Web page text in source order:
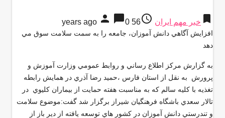
bookmark خبر مهم ایران access_time
56 years ago
person chat_bubble0
افزايش آگاهي دانش آموزان، جامعه را به سمت سلامت سوق مي
دهد
به گزارش مركز اطلاع رساني و روابط عمومي وزارت آموزش و
پرورش به نقل از استان فارس ،حميد رضا آذري در همايش رابطه
تغذيه با كليه سالم كه به مناسبت هفته حمايت از بيماران كليوي در
تالار سعدي باشگاه فرهنگيان شيراز برگزار شد گفت:موضوع سلامت
و تندرستي دانش آموزان در كشور هاي توسعه يافته از دير باز از